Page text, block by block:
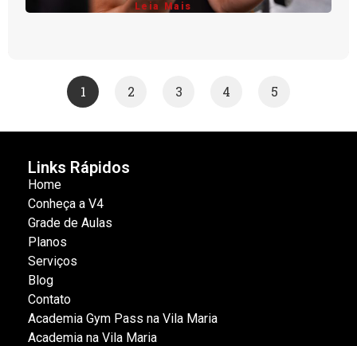
Leia Mais
1 2 3 4 5
Links Rápidos
Home
Conheça a V4
Grade de Aulas
Planos
Serviços
Blog
Contato
Academia Gym Pass na Vila Maria
Academia na Vila Maria